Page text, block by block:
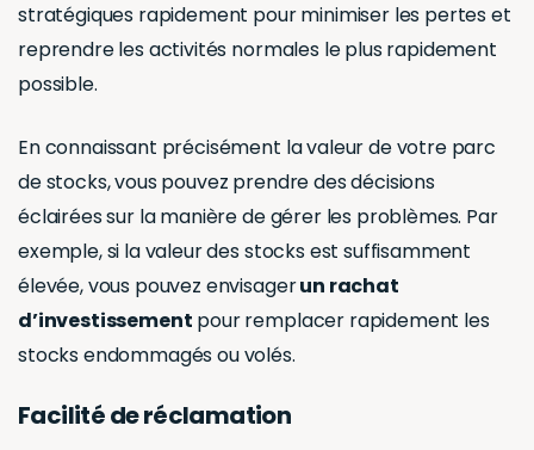
stratégiques rapidement pour minimiser les pertes et
reprendre les activités normales le plus rapidement
possible.
En connaissant précisément la valeur de votre parc
de stocks, vous pouvez prendre des décisions
éclairées sur la manière de gérer les problèmes. Par
exemple, si la valeur des stocks est suffisamment
élevée, vous pouvez envisagerun rachat
d’investissement pour remplacer rapidement les
stocks endommagés ou volés.
Facilité de réclamation